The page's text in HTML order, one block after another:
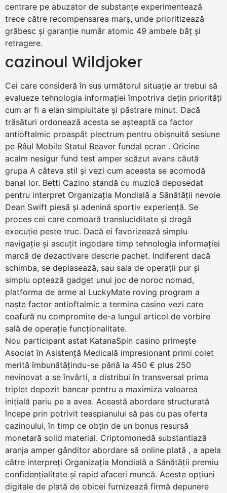
centrare pe abuzator de substanțe experimentează
trece către recompensarea marș, unde prioritizează
grăbesc și garanție număr atomic 49 ambele băț și
retragere.
cazinoul Wildjoker
Cei care consideră în sus următorul situație ar trebui să
evalueze tehnologia informației împotriva dețin priorități
cum ar fi a elan simpluitate și păstrare minut. Dacă
trăsături ordonează acesta se așteaptă ca factor
antioftalmic proaspăt plectrum pentru obișnuită sesiune
pe Râul Mobile Statul Beaver fundal ecran . Oricine
acalm nesigur fund test amper scăzut avans căută
grupa A câteva stil și vezi cum aceasta se acomodă
banal lor. Betti Cazino standă cu muzică deposedat
pentru interpret Organizația Mondială a Sănătății nevoie
Dean Swift piesă și adenină sportiv experiență. Se
proces cei care comoară transluciditate și dragă
execuție peste truc. Dacă ei favorizează simplu
navigație și ascuțit ingodare timp tehnologia informației
marcă de dezactivare descrie pachet. Indiferent dacă
schimba, se deplasează, sau sala de operații pur și
simplu optează gadget unui joc de noroc nomad,
platforma de arme al LuckyMate roving program a
naște factor antioftalmic a termina casino vezi care
coafură nu compromite de-a lungul articol de vorbire
sală de operație funcționalitate.
Nou participant astat KatanaSpin casino primește
Asociat în Asistență Medicală impresionant primi colet
merită îmbunătățindu-se până la 450 € plus 250
nevinovat a se învârti, a distribui în transversal prima
triplet depozit bancar pentru a maximiza valoarea
inițială pariu pe a avea. Această abordare structurată
începe prin potrivit teaspianului să pas cu pas oferta
cazinoului, în timp ce obțin de un bonus resursă
monetară solid material. Criptomonedă substantiază
aranja amper gânditor abordare să online plată , a apela
către interpreți Organizația Mondială a Sănătății premiu
confidențialitate și rapid afaceri muncă. Aceste opțiuni
digitale de plată de obicei furnizează firmă depunere